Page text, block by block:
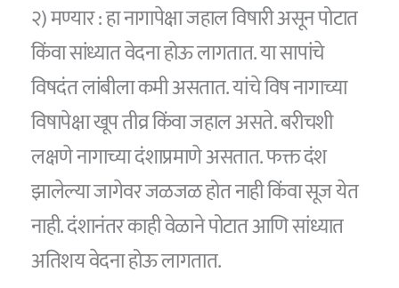
२) मण्यार : हा नागापेक्षा जहाल विषारी असून पोटात
किंवा सांध्यात वेदना होऊ लागतात. या सापांचे
विषदंत लांबीला कमी असतात. यांचे विष नागाच्या
विषापेक्षा खूप तीव्र किंवा जहाल असते. बरीचशी
लक्षणे नागाच्या दंशाप्रमाणे असतात. फक्त दंश
झालेल्या जागेवर जळजळ होत नाही किंवा सूज येत
नाही. दंशानंतर काही वेळाने पोटात आणि सांध्यात
अतिशय वेदना होऊ लागतात.